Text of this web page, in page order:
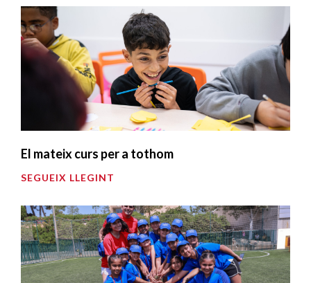
El mateix curs per a tothom
SEGUEIX LLEGINT